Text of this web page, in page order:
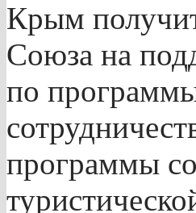
Крым
Союза на
по
программы